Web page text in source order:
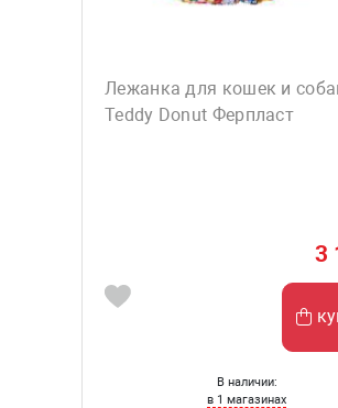
Лежанка для кошек и
Teddy Donut Ферпласт
3
В наличии:
в 1 магазинах